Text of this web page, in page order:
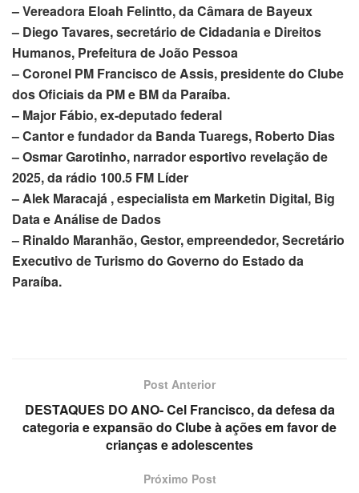
– Vereadora Eloah Felintto, da Câmara de Bayeux
– Diego Tavares, secretário de Cidadania e Direitos
Humanos, Prefeitura de João Pessoa
– Coronel PM Francisco de Assis, presidente do Clube
dos Oficiais da PM e BM da Paraíba.
– Major Fábio, ex-deputado federal
– Cantor e fundador da Banda Tuaregs, Roberto Dias
– Osmar Garotinho, narrador esportivo revelação de
2025, da rádio 100.5 FM Líder
– Alek Maracajá , especialista em Marketin Digital, Big
Data e Análise de Dados
– Rinaldo Maranhão, Gestor, empreendedor, Secretário
Executivo de Turismo do Governo do Estado da
Paraíba.
Post Anterior
DESTAQUES DO ANO- Cel Francisco, da defesa da
categoria e expansão do Clube à ações em favor de
crianças e adolescentes
Próximo Post